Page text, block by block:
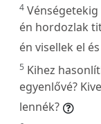
4
én hordozlak
én visellek el
5 Kihez
egyenlővé?
lennék?